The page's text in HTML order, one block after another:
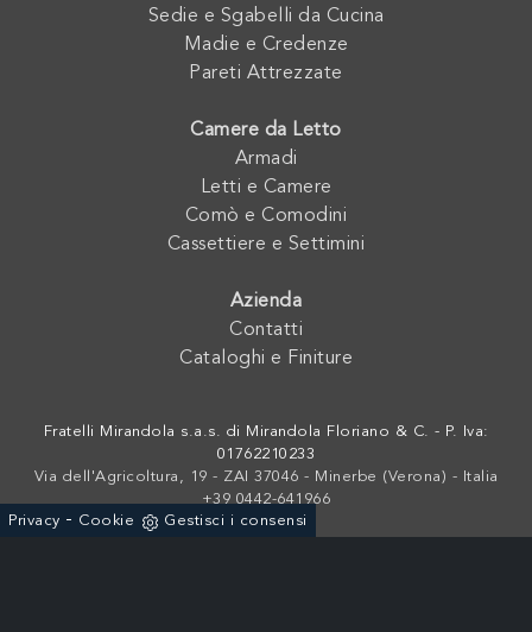
Sedie e Sgabelli da Cucina
Madie e Credenze
Pareti Attrezzate
Camere da Letto
Armadi
Letti e Camere
Comò e Comodini
Cassettiere e Settimini
Azienda
Contatti
Cataloghi e Finiture
Fratelli Mirandola s.a.s. di Mirandola Floriano & C. - P. Iva:
01762210233
Via dell'Agricoltura, 19 - ZAI 37046 - Minerbe (Verona) - Italia
+39 0442-641966
Privacy - Cookie Gestisci i consensi